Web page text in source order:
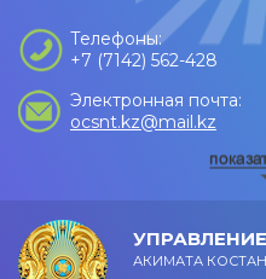
Телефоны:
+7 (7142) 562-428
Электронная почта:
ocsnt.kz@mail.kz
АКИМАТА